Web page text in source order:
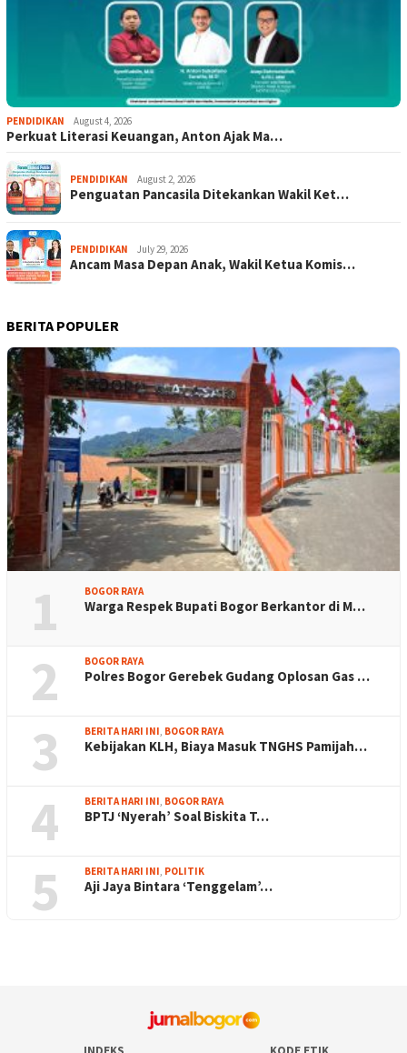
PENDIDIKAN August 4, 2026
Perkuat Literasi Keuangan, Anton Ajak Ma…
PENDIDIKAN August 2, 2026
Penguatan Pancasila Ditekankan Wakil Ket…
PENDIDIKAN July 29, 2026
Ancam Masa Depan Anak, Wakil Ketua Komis…
BERITA POPULER
1 BOGOR RAYA
Warga Respek Bupati Bogor Berkantor di M…
2 BOGOR RAYA
Polres Bogor Gerebek Gudang Oplosan Gas …
3 BERITA HARI INI BOGOR RAYA
Kebijakan KLH, Biaya Masuk TNGHS Pamijah…
4 BERITA HARI INI BOGOR RAYA
BPTJ ‘Nyerah’ Soal Biskita T…
5 BERITA HARI INI POLITIK
Aji Jaya Bintara ‘Tenggelam’…